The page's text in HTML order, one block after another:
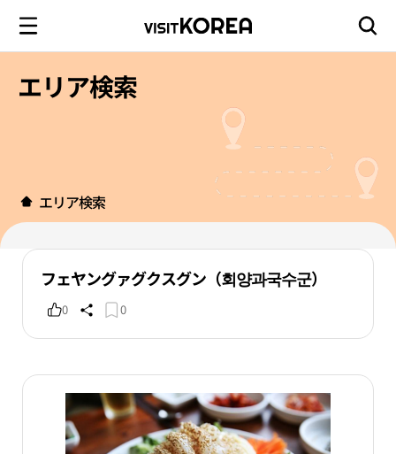
エリア検索
エリア検索
フェヤングァグクスグン（회양과국수군）
0 0